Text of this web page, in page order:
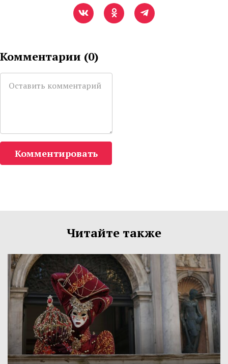
Комментарии (0)
Комментировать
Читайте также